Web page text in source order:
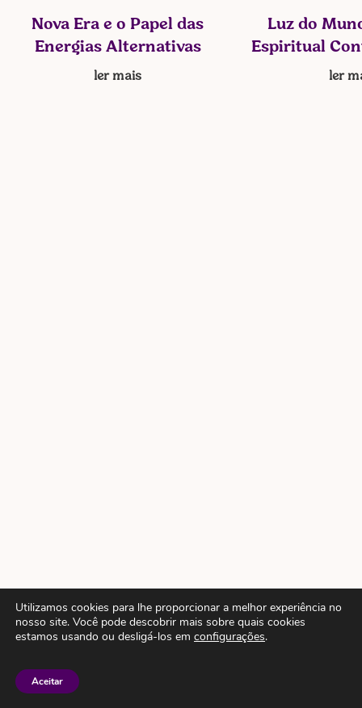
Nova Era e o Papel das
Energias Alternativas
ler mais
Luz do
Espiritual
ler
Utilizamos cookies para lhe proporcionar a melhor experiência no
nosso site. Você pode descobrir mais sobre quais cookies
estamos usando ou desligá-los em configurações.
Aceitar